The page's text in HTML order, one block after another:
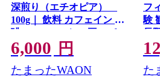
深煎り（エチオピア）
100g｜ 飲料 カフェイン 珈
琲 coffee コーヒー豆 エチ
オピア 直火水蒸気焙煎 深
煎り 伊那 長野 信州 ふるさ
と納税【006-26】
6,000 円
たまったWAON
フ
験
長
た